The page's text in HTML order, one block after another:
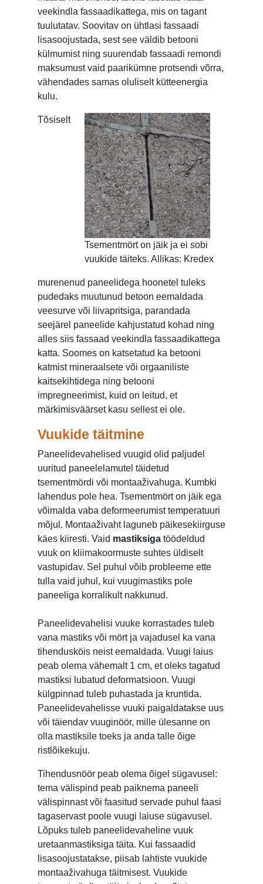
veekindla fassaadikattega, mis on tagant
tuulutatav. Soovitav on ühtlasi fassaadi
lisasoojustada, sest see väldib betooni
külmumist ning suurendab fassaadi remondi
maksumust vaid paarikümne protsendi võrra,
vähendades samas oluliselt kütteenergia
kulu.
Tsementmört on jäik ja ei sobi
vuukide täiteks. Allikas: Kredex
Tõsiselt
murenenud paneelidega hoonetel tuleks
pudedaks muutunud betoon eemaldada
veesurve või liivapritsiga, parandada
seejärel paneelide kahjustatud kohad ning
alles siis fassaad veekindla fassaadikattega
katta. Soomes on katsetatud ka betooni
katmist mineraalsete või orgaaniliste
kaitsekihtidega ning betooni
impregneerimist, kuid on leitud, et
märkimisväärset kasu sellest ei ole.
Vuukide täitmine
Paneelidevahelised vuugid olid paljudel
uuritud paneelelamutel täidetud
tsementmördi või montaaživahuga. Kumbki
lahendus pole hea. Tsementmört on jäik ega
võimalda vaba deformeerumist temperatuuri
mõjul. Montaaživaht laguneb päikesekiirguse
käes kiiresti. Vaid mastiksiga töödeldud
vuuk on kliimakoormuste suhtes üldiselt
vastupidav. Sel puhul võib probleeme ette
tulla vaid juhul, kui vuugimastiks pole
paneeliga korralikult nakkunud.
Paneelidevahelisi vuuke korrastades tuleb
vana mastiks või mört ja vajadusel ka vana
tihendusköis neist eemaldada. Vuugi laius
peab olema vähemalt 1 cm, et oleks tagatud
mastiksi lubatud deformatsioon. Vuugi
külgpinnad tuleb puhastada ja kruntida.
Paneelidevahelisse vuuki paigaldatakse uus
või täiendav vuuginöör, mille ülesanne on
olla mastiksile toeks ja anda talle õige
ristlõikekuju.
Tihendusnöör peab olema õigel sügavusel:
tema välispind peab paiknema paneeli
välispinnast või faasitud servade puhul faasi
tagaservast poole vuugi laiuse sügavusel.
Lõpuks tuleb paneelidevaheline vuuk
uretaanmastiksiga täita. Kui fassaadid
lisasoojustatakse, piisab lahtiste vuukide
montaaživahuga täitmisest. Vuukide